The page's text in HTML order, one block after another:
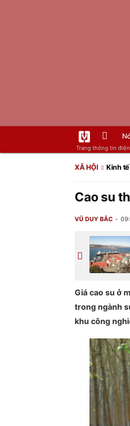
Trang thông tin
XÃ HỘI Kinh tế
Cao su
VŨ DUY BẮC
Giá cao su ở
trong ngành
khu công